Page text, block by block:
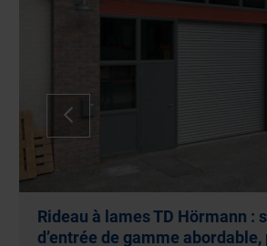
Rideau à lames TD Hörmann :
d’entrée de gamme